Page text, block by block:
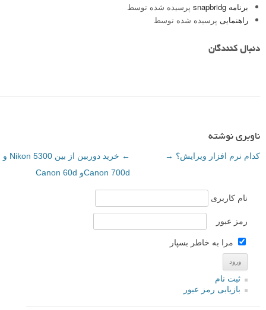
برنامه snapbridg
پرسیده شده توسط
راهنمایی پرسیده شده توسط
دنبال کنندگان
ناوبری نوشته
←
خرید دوربین از بین Nikon 5300 و
Canon 700dو Canon 60d
کدام نرم افزار ویرایش؟ →
نام کاربری
رمز عبور
مرا به خاطر بسپار
ثبت نام
بازیابی رمز عبور